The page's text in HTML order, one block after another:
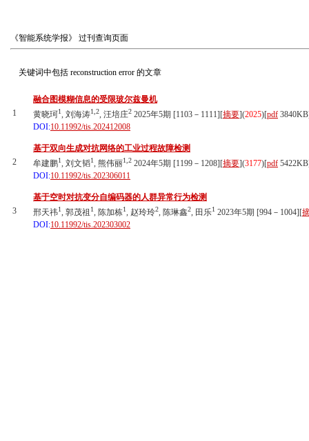
《智能系统学报》 过刊查询页面
关键词中包括 reconstruction error 的文章
1
融合图模糊信息的受限玻尔兹曼机
黄晓珂1, 刘海涛1,2, 汪培庄2 2025年5期 [1103－1111][摘要](2025)[pdf
DOI:10.11992/tis.202412008
2
基于双向生成对抗网络的工业过程故障检测
牟建鹏1, 刘文韬1, 熊伟丽1,2 2024年5期 [1199－1208][摘要](3177)[pdf
DOI:10.11992/tis.202306011
3
基于空时对抗变分自编码器的人群异常行为检测
邢天祎1, 郭茂祖 1, 陈加栋1, 赵玲玲2, 陈琳鑫2, 田乐1 2023年5期 [994－1004][
DOI:10.11992/tis.202303002